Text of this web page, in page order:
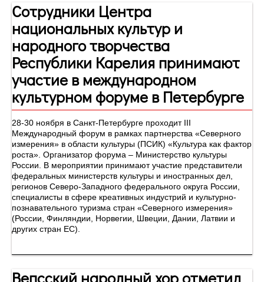
Сотрудники Центра
национальных культур и
народного творчества
Республики Карелия принимают
участие в международном
культурном форуме в Петербурге
28-30 ноября в Санкт-Петербурге проходит III
Международный форум в рамках партнерства «Северного
измерения» в области культуры (ПСИК) «Культура как фактор
роста». Организатор форума – Министерство культуры
России. В мероприятии принимают участие представители
федеральных министерств культуры и иностранных дел,
регионов Северо-Западного федерального округа России,
специалисты в сфере креативных индустрий и культурно-
познавательного туризма стран «Северного измерения»
(России, Финляндии, Норвегии, Швеции, Дании, Латвии и
других стран ЕС).
Вепсский народный хор отметил